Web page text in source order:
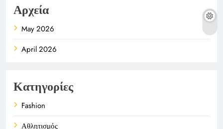
Αρχεία
May 2026
April 2026
Κατηγορίες
Fashion
Αθλητισμός